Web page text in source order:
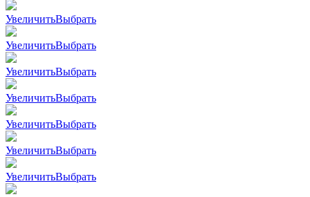
УвеличитьВыбрать
УвеличитьВыбрать
УвеличитьВыбрать
УвеличитьВыбрать
УвеличитьВыбрать
УвеличитьВыбрать
УвеличитьВыбрать